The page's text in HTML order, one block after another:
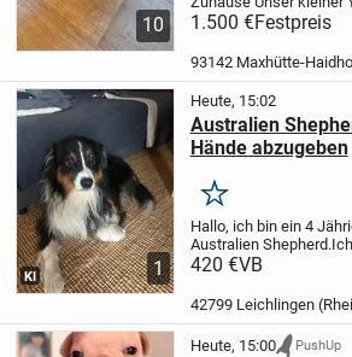
10
Rüde sucht ein
Zuhause. Alter: 11
1.500 €Festpreis
93142 Maxhütte-
1
KI
Heute, 15:02
Australien
Hände abzugeben
Merken
Hallo, ich bin ein 4
Australien
komme mit allen
entspannte und laufe
420 €VB
Heute, 15:00 PushUp